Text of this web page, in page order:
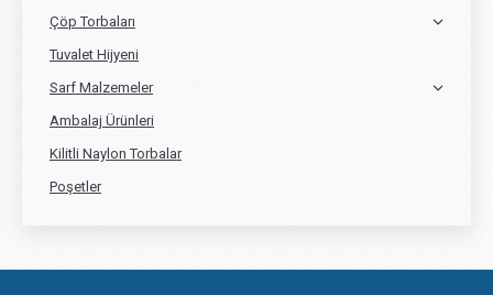
Çöp Torbaları
Tuvalet Hijyeni
Sarf Malzemeler
Ambalaj Ürünleri
Kilitli Naylon Torbalar
Poşetler